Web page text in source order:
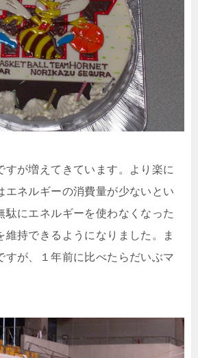
すが増えてきています。より楽に
エネルギーの消費量が少ないとい
駄にエネルギーを使わなくなった
維持できるようになりました。ま
すが、１年前に比べたらだいぶマ